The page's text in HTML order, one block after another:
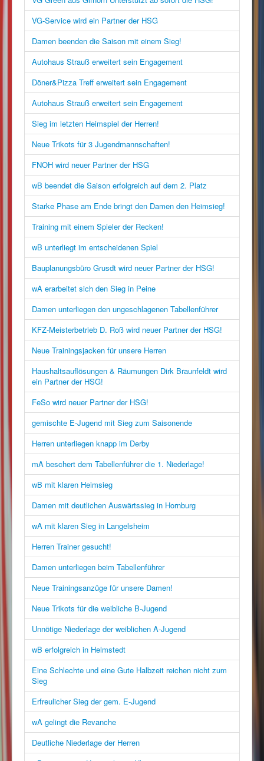
VG-Service wird ein Partner der HSG
Damen beenden die Saison mit einem Sieg!
Autohaus Strauß erweitert sein Engagement
Döner&Pizza Treff erweitert sein Engagement
Autohaus Strauß erweitert sein Engagement
Sieg im letzten Heimspiel der Herren!
Neue Trikots für 3 Jugendmannschaften!
FNOH wird neuer Partner der HSG
wB beendet die Saison erfolgreich auf dem 2. Platz
Starke Phase am Ende bringt den Damen den Heimsieg!
Training mit einem Spieler der Recken!
wB unterliegt im entscheidenen Spiel
Bauplanungsbüro Grusdt wird neuer Partner der HSG!
wA erarbeitet sich den Sieg in Peine
Damen unterliegen den ungeschlagenen Tabellenführer
KFZ-Meisterbetrieb D. Roß wird neuer Partner der HSG!
Neue Trainingsjacken für unsere Herren
Haushaltsauflösungen & Räumungen Dirk Braunfeldt wird
ein Partner der HSG!
FeSo wird neuer Partner der HSG!
gemischte E-Jugend mit Sieg zum Saisonende
Herren unterliegen knapp im Derby
mA beschert dem Tabellenführer die 1. Niederlage!
wB mit klaren Heimsieg
Damen mit deutlichen Auswärtssieg in Hornburg
wA mit klaren Sieg in Langelsheim
Herren Trainer gesucht!
Damen unterliegen beim Tabellenführer
Neue Trainingsanzüge für unsere Damen!
Neue Trikots für die weibliche B-Jugend
Unnötige Niederlage der weiblichen A-Jugend
wB erfolgreich in Helmstedt
Eine Schlechte und eine Gute Halbzeit reichen nicht zum
Sieg
Erfreulicher Sieg der gem. E-Jugend
wA gelingt die Revanche
Deutliche Niederlage der Herren